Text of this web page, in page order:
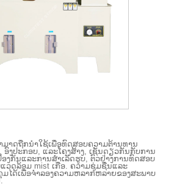
ມາດຖືກນໍາໃຊ້ເພື່ອທົດສອບຄວາມຕ້ານທານ
ອົງປະກອບ, ແລະໂຄງສ້າງ, ເຊັ່ນດຽວກັນກັບການ
ງກັນແລະການສໍາເລັດຮູບ, ຕົວຢ່າງການທົດສອບ
ວດລ້ອມ mist ເກືອ. ຄວາມຊຸ່ມຊື່ນແລະ
ໄດ້ເພື່ອຈໍາລອງຄວາມຫລາກຫລາຍຂອງສະພາບ